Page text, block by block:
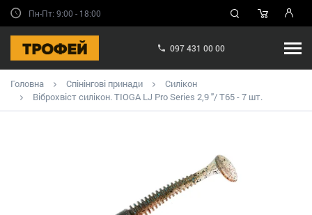
Пн-Пт: 9:00 - 18:00
097 431 00 00
Головна Спінінгові принади
Силікон
Віброхвіст силікон. TIOGA LJ Pro Series 2,9 "/ T65 - 7 шт.